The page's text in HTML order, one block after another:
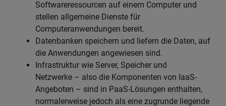
Softwareressourcen auf einem Computer und
stellen allgemeine Dienste für
Computeranwendungen bereit.
Datenbanken speichern und liefern die Daten, auf
die Anwendungen angewiesen sind.
Infrastruktur wie Server, Speicher und
Netzwerke – also die Komponenten von IaaS-
Angeboten – sind in PaaS-Lösungen enthalten,
normalerweise jedoch als eine zugrunde liegende